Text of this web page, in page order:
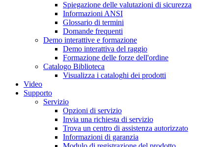
Spiegazione delle valutazioni di sicurezza
Informazioni ANSI
Glossario di termini
Domande frequenti
Demo interattive e formazione
Demo interattiva del raggio
Formazione delle forze dell'ordine
Catalogo Biblioteca
Visualizza i cataloghi dei prodotti
Video
Supporto
Servizio
Opzioni di servizio
Invia una richiesta di servizio
Trova un centro di assistenza autorizzato
Informazioni di garanzia